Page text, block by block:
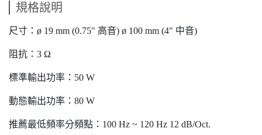
規格說明
尺寸：ø 19 mm (0.75" 高音) ø 100 mm (4" 中音)
阻抗：3 Ω
標準輸出功率：50 W
動態輸出功率：80 W
推薦最低頻率分頻點：100 Hz ~ 120 Hz 12 dB/Oct.